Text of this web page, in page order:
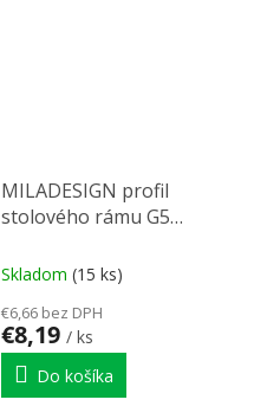
MILADESIGN profil
stolového rámu G5
Skladom (15 ks)
€6,66 bez DPH
€8,19 / ks
Do košíka